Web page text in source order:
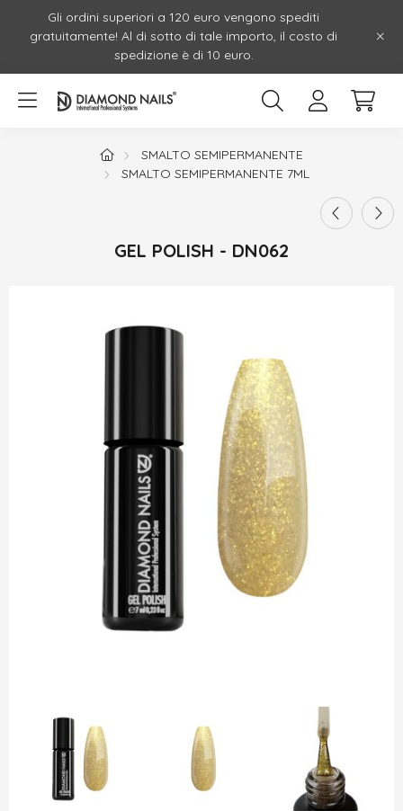
Gli ordini superiori a 120 euro vengono spediti
gratuitamente! Al di sotto di tale importo, il costo di
spedizione è di 10 euro.
SMALTO SEMIPERMANENTE
SMALTO SEMIPERMANENTE 7ML
GEL POLISH - DN062